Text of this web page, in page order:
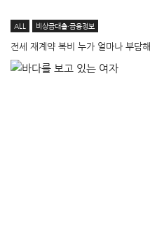
ALL 비상금대출·금융정보
전세 재계약 복비 누가 얼마나 부담